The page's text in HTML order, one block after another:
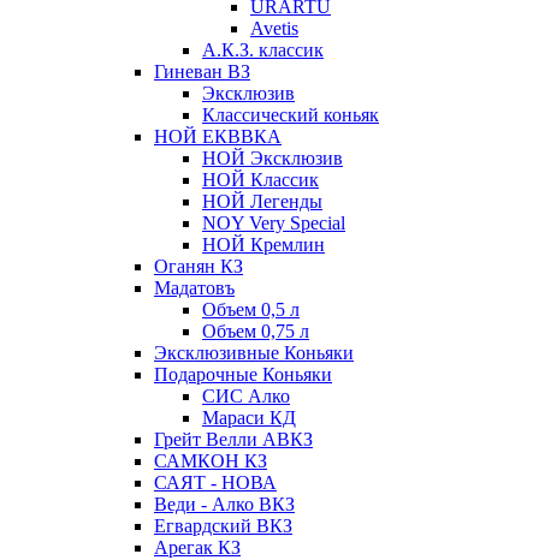
URARTU
Avetis
А.К.З. классик
Гиневан ВЗ
Эксклюзив
Классический коньяк
НОЙ ЕКВВКА
НОЙ Эксклюзив
НОЙ Классик
НОЙ Легенды
NOY Very Speсial
НОЙ Кремлин
Оганян КЗ
Мадатовъ
Объем 0,5 л
Объем 0,75 л
Эксклюзивные Коньяки
Подарочные Коньяки
СИС Алко
Мараси КД
Грейт Велли АВКЗ
САМКОН КЗ
САЯТ - НОВА
Веди - Алко ВКЗ
Егвардский ВКЗ
Арегак КЗ